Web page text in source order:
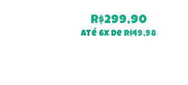
R$299,90
Até 6x de R$49,98